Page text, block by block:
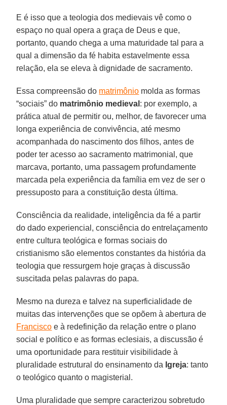
E é isso que a teologia dos medievais vê como o
espaço no qual opera a graça de Deus e que,
portanto, quando chega a uma maturidade tal para a
qual a dimensão da fé habita estavelmente essa
relação, ela se eleva à dignidade de sacramento.
Essa compreensão do matrimônio molda as formas
“sociais” do matrimônio medieval : por exemplo, a
prática atual de permitir ou, melhor, de favorecer uma
longa experiência de convivência, até mesmo
acompanhada do nascimento dos filhos, antes de
poder ter acesso ao sacramento matrimonial, que
marcava, portanto, uma passagem profundamente
marcada pela experiência da família em vez de ser o
pressuposto para a constituição desta última.
Consciência da realidade, inteligência da fé a partir
do dado experiencial, consciência do entrelaçamento
entre cultura teológica e formas sociais do
cristianismo são elementos constantes da história da
teologia que ressurgem hoje graças à discussão
suscitada pelas palavras do papa.
Mesmo na dureza e talvez na superficialidade de
muitas das intervenções que se opõem à abertura de
Francisco e à redefinição da relação entre o plano
social e político e as formas eclesiais, a discussão é
uma oportunidade para restituir visibilidade à
pluralidade estrutural do ensinamento da Igreja: tanto
o teológico quanto o magisterial.
Uma pluralidade que sempre caracterizou sobretudo